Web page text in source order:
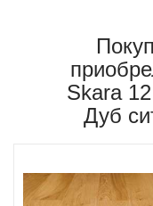
Skara
Дуб